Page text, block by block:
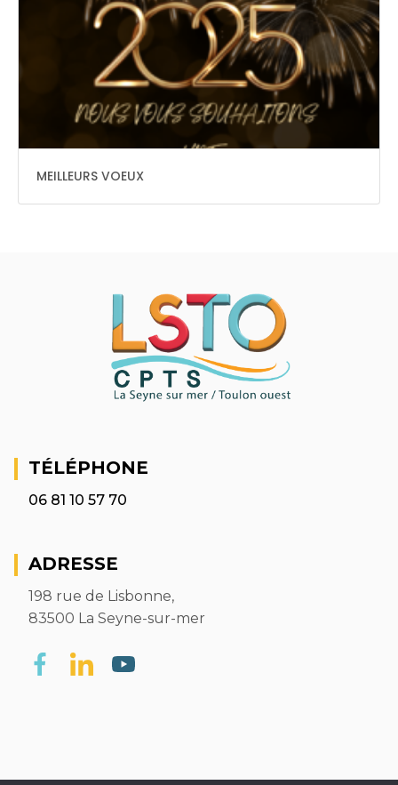
MEILLEURS VOEUX
TÉLÉPHONE
06 81 10 57 70
ADRESSE
198 rue de Lisbonne,
83500 La Seyne-sur-mer